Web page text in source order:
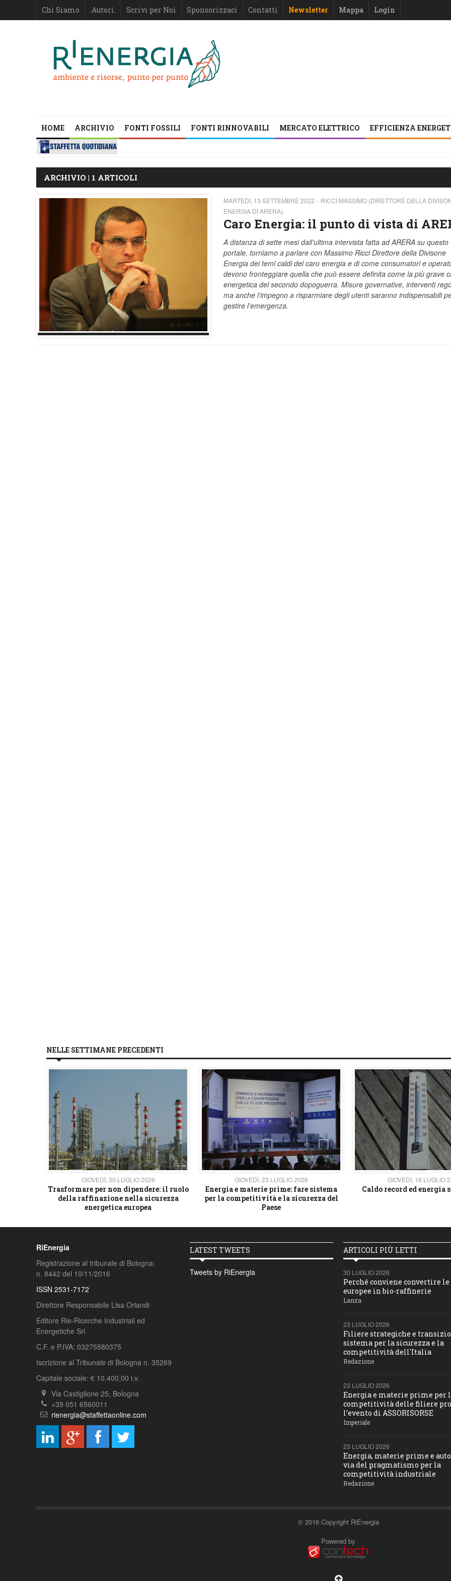
Chi Siamo .Autori. Scrivi per Noi Sponsorizzaci Contatti Newsletter Mappa Login
HOME ARCHIVIO FONTI FOSSILI FONTI RINNOVABILI MERCATO ELETTRICO EFFICIENZA
ARCHIVIO | 1 ARTICOLI
MARTEDÌ, 13 SETTEMBRE 2022
RICCI MASSIMO (DIRETTORE DELLA
ENERGIA DI ARERA)
Caro Energia: il punto di vista di
A distanza di sette mesi dall’ultima intervista fatta ad ARERA su questo
portale, torniamo a parlare con Massimo Ricci Direttore della Divisone
Energia dei temi caldi del caro energia e di come consumatori e
devono fronteggiare quella che può essere definita come la più grave
energetica del secondo dopoguerra. Misure governative, interventi
ma anche l’impegno a risparmiare degli utenti saranno indispensabili
gestire l’emergenza.
NELLE SETTIMANE PRECEDENTI
GIOVEDÌ, 30 LUGLIO 2026
Trasformare per non dipendere: il ruolo
della raffinazione nella sicurezza
energetica europea
GIOVEDÌ, 23 LUGLIO 2026
Energia e materie prime: fare sistema
per la competitività e la sicurezza del
Paese
GIOVEDÌ, 16 LUGLIO
Caldo record ed energia
RiEnergia
Registrazione al tribunale di Bologna:
n. 8442 del 10/11/2016
ISSN 2531-7172
Direttore Responsabile Lisa Orlandi
Editore Rie-Ricerche Industriali ed
Energetiche Srl
C.F. e P.IVA: 03275580375
Iscrizione al Tribunale di Bologna n. 35269
Capitale sociale: € 10.400,00 i.v.
Via Castiglione 25, Bologna
+39 051 6560011
rienergia@staffettaonline.com
LATEST TWEETS
Tweets by RiEnergia
ARTICOLI PIÙ LETTI
30 LUGLIO 2026
Perché conviene convertire
europee in bio-raffinerie
Lanza
23 LUGLIO 2026
Filiere strategiche e
sistema per la sicurezza e la
competitività dell'Italia
Redazione
23 LUGLIO 2026
Energia e materie prime per
competitività delle filiere
l’evento di ASSORISORSE
Imperiale
23 LUGLIO 2026
Energia, materie prime e
via del pragmatismo per la
competitività industriale
Redazione
© 2016 Copyright RiEnergia
Powered by